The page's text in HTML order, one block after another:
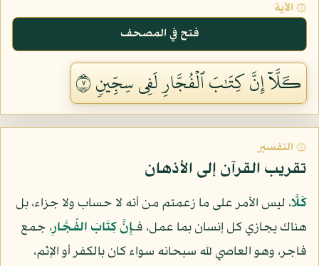
۞ الآية
فتح في المصحف
كـَلَّآ إِنَّ كِتَٰبَ ٱلۡفُجَّارِ لَفِي سِجِّينٖ ٧
۞ التفسير
تقريب القرآن إلى الأذهان
كَلَّا، ليس الأمر على ما زعمتم من أنه لا حساب ولا جزاء، بل
هناك يجازي كل إنسان بما عمل، فـإِنَّ كِتَابَ الفُجَّارِ، جمع
فاجر، وهو العاصي لله سبحانه سواء كان بالكفر أو الإثم،